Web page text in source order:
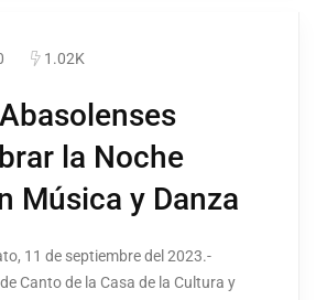
1.02K
la Noche
Música y Danza
11 de septiembre del 2023.-
Canto de la Casa de la Cultura y